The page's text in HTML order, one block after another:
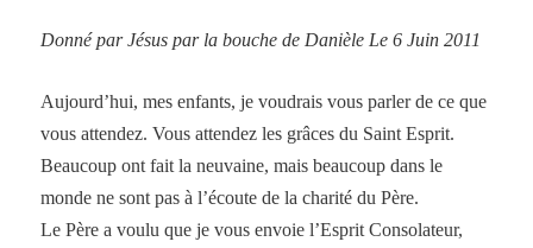
Donné par Jésus par la bouche de Danièle Le 6 Juin 2011
Aujourd’hui, mes enfants, je voudrais vous parler de ce que
vous attendez. Vous attendez les grâces du Saint Esprit.
Beaucoup ont fait la neuvaine, mais beaucoup dans le
monde ne sont pas à l’écoute de la charité du Père.
Le Père a voulu que je vous envoie l’Esprit Consolateur,